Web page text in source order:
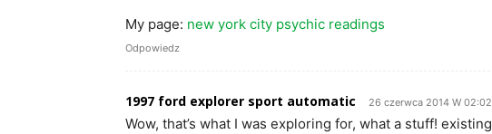
My page: new york city psychic readings
Odpowiedz
1997 ford explorer sport automatic 26 czerwca 2014 W 02:02
Wow, that’s what I was exploring for, what a stuff! existing